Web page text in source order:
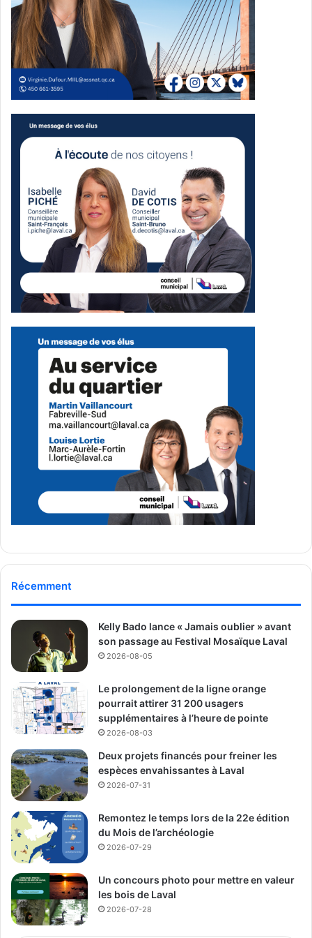
étudiantes et étudiants de la communauté
montmorencienne.
Une fondation active depuis 1985
La mission de la Fondation du Collège Montmorency
consiste à soutenir les étudiants et à contribuer à leur
offrir des expériences collégiales stimulantes.
Depuis sa création en 1985, la Fondation indique avoir
attribué 6,5 millions de dollars à ses programmes de
bienfaisance, à ses fonds réservés et au Collège
Montmorency.
Média Laval
See Full Bio
Publicité sponsorisée par la conseillère municipale de Saint-François et David
De Cotis, conseiller municipal de Saint-Bruno
Récemment
Kelly Bado lance « Jamais oublier » avant
son passage au Festival Mosaïque Laval
2026-08-05
Le prolongement de la ligne orange
pourrait attirer 31 200 usagers
supplémentaires à l’heure de pointe
2026-08-03
Deux projets financés pour freiner les
espèces envahissantes à Laval
2026-07-31
Remontez le temps lors de la 22e édition
du Mois de l’archéologie
2026-07-29
Un concours photo pour mettre en valeur
les bois de Laval
2026-07-28